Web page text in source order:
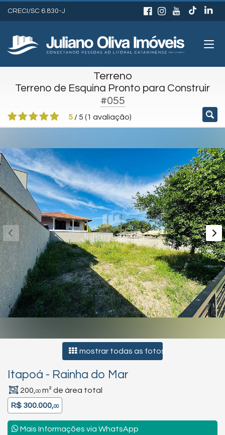
CRECI/SC 6.830-J
Terreno
Terreno de Esquina Pronto para Construir
#055
5 /5 (1 avaliação)
mostrar todas as fotos
Itapoá - Rainha do Mar
200, 00 m² de área total
R$ 300.000,00
Mais Informações via WhatsApp